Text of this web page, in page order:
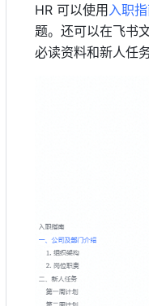
HR 可以使用 入职
题。还可以在飞书
必读资料和新人任